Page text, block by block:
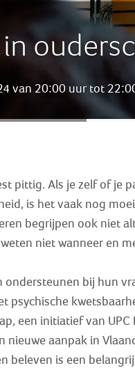
van 20:00 uur tot
pittig. Als je zelf of je
is het vaak nog
begrijpen ook niet
niet wanneer en
ondersteunen bij hun
psychische
een initiatief van UPC
nieuwe aanpak in
beleven is een